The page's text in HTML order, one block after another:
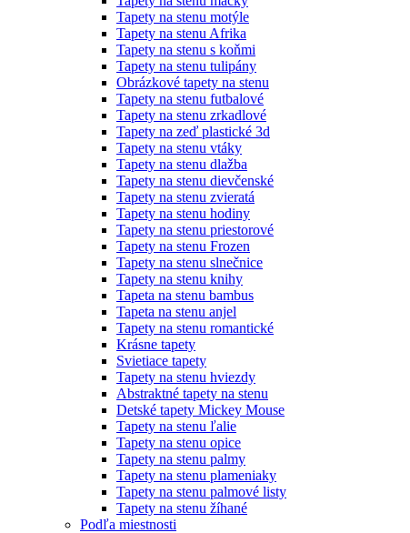
Tapety na stenu motýle
Tapety na stenu Afrika
Tapety na stenu s koňmi
Tapety na stenu tulipány
Obrázkové tapety na stenu
Tapety na stenu futbalové
Tapety na stenu zrkadlové
Tapety na zeď plastické 3d
Tapety na stenu vtáky
Tapety na stenu dlažba
Tapety na stenu dievčenské
Tapety na stenu zvieratá
Tapety na stenu hodiny
Tapety na stenu priestorové
Tapety na stenu Frozen
Tapety na stenu slnečnice
Tapety na stenu knihy
Tapeta na stenu bambus
Tapeta na stenu anjel
Tapety na stenu romantické
Krásne tapety
Svietiace tapety
Tapety na stenu hviezdy
Abstraktné tapety na stenu
Detské tapety Mickey Mouse
Tapety na stenu ľalie
Tapety na stenu opice
Tapety na stenu palmy
Tapety na stenu plameniaky
Tapety na stenu palmové listy
Tapety na stenu žíhané
Podľa miestnosti